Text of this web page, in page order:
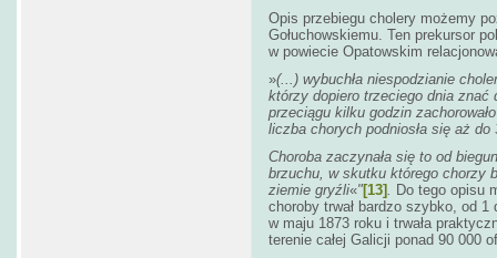
Opis przebiegu cholery możemy
Gołuchowskiemu. Ten prekursor
w powiecie Opatowskim
»(...) wybuchła niespodzianie
którzy dopiero trzeciego dnia
przeciągu kilku godzin
liczba chorych podniosła się aż
Choroba zaczynała się to od
brzuchu, w skutku którego chorzy
ziemie gryźli«"[13]. Do tego opisu
choroby trwał bardzo szybko, od 1
w maju 1873 roku i trwała
terenie całej Galicji ponad 90 000